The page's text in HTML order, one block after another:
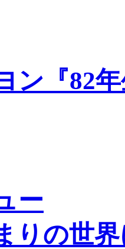
ン『82
ー
りの世